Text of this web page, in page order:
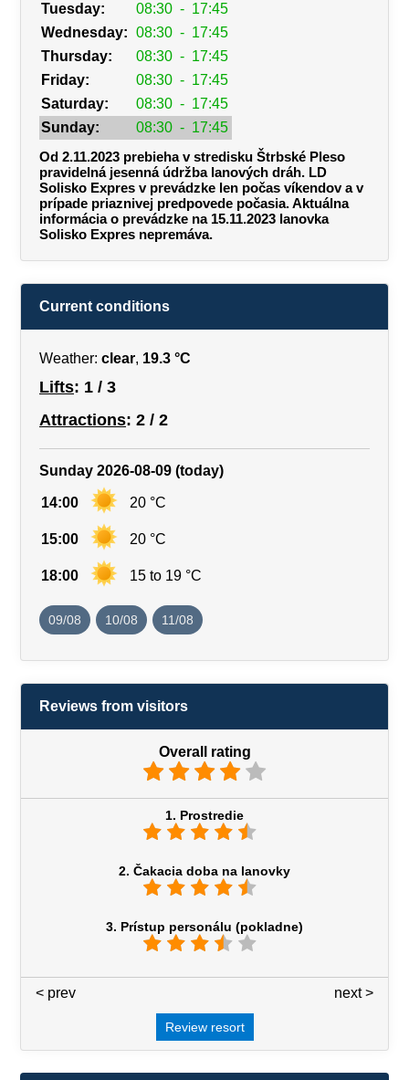
Tuesday:
08:30 - 17:45
Wednesday: 08:30 - 17:45
Thursday:
08:30 - 17:45
Friday:
08:30 - 17:45
Saturday:
08:30 - 17:45
Sunday:
08:30 - 17:45
Od 2.11.2023 prebieha v stredisku Štrbské Pleso
pravidelná jesenná údržba lanových dráh. LD
Solisko Expres v prevádzke len počas víkendov a v
prípade priaznivej predpovede počasia. Aktuálna
informácia o prevádzke na 15.11.2023 lanovka
Solisko Expres nepremáva.
Current conditions
Weather: clear, 19.3 °C
Lifts: 1 / 3
Attractions: 2 / 2
Sunday 2026-08-09 (today)
14:00 20 °C
15:00 20 °C
18:00 15 to 19 °C
09/08 10/08 11/08
Reviews from visitors
Overall rating
1. Prostredie
2. Čakacia doba na lanovky
3. Prístup personálu (pokladne)
next >
< prev
Review resort